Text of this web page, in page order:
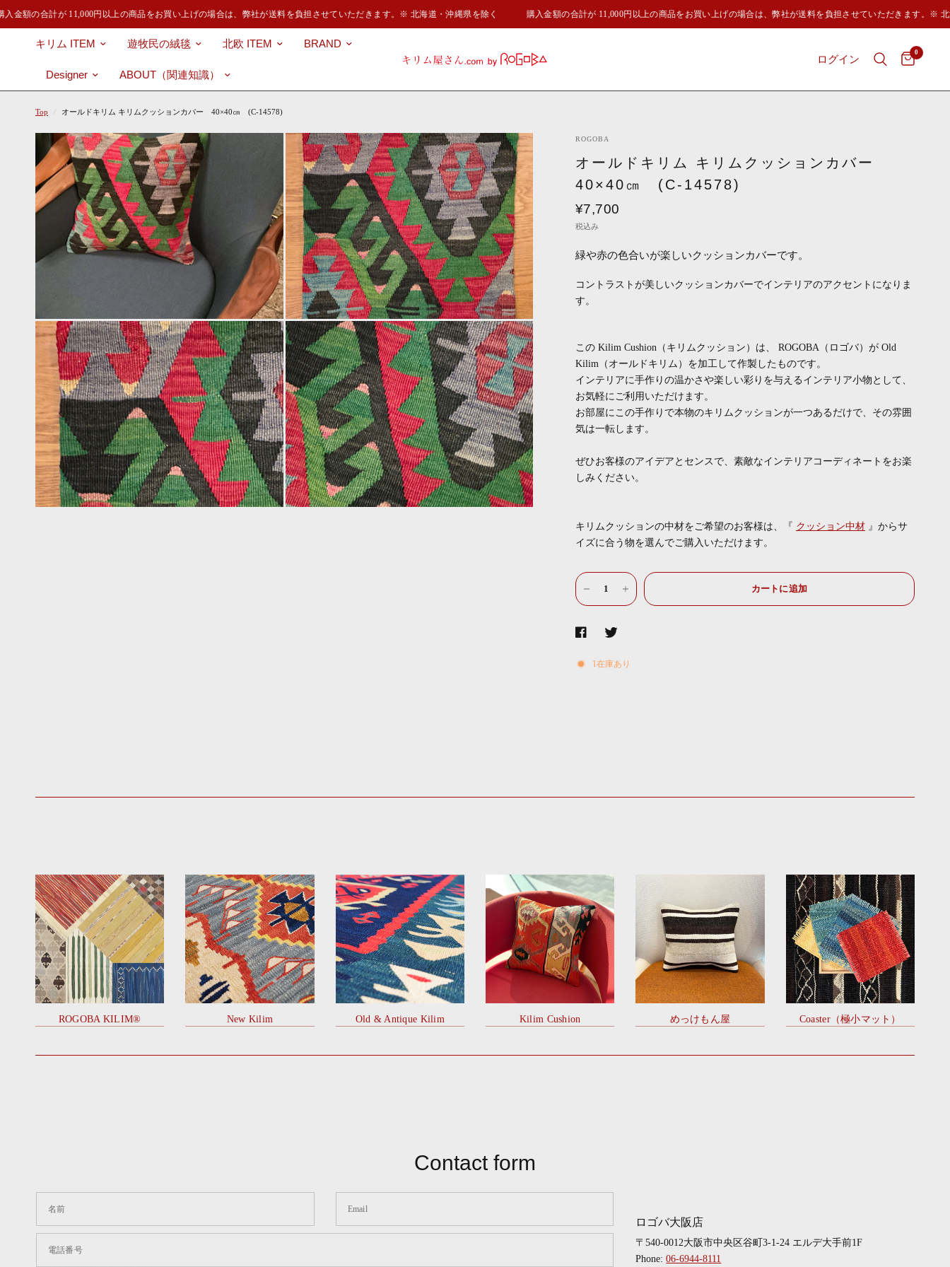
金額の合計が 11,000円以上の商品をお買い上げの場合は、弊社が送料を負担させていただきます。※ 北海道・沖縄県を除く 購入金額の合計が 11,000円以上の商品をお買い上げの場合は、弊社が送料を負担させていただきます。※ 北
キリム ITEM 遊牧民の絨毯 北欧 ITEM BRAND
Designer ABOUT（関連知識）
ログイン
0
Top / オールドキリム キリムクッションカバー 40×40㎝ (C-14578)
ROGOBA
オールドキリム キリムクッションカバー
40×40㎝ (C-14578)
¥7,700
税込み
緑や赤の色合いが楽しいクッションカバーです。
コントラストが美しいクッションカバーでインテリアのアクセントになりま
す。
この Kilim Cushion（キリムクッション）は、 ROGOBA（ロゴバ）が Old
Kilim（オールドキリム）を加工して作製したものです。
インテリアに手作りの温かさや楽しい彩りを与えるインテリア小物として、
お気軽にご利用いただけます。
お部屋にこの手作りで本物のキリムクッションが一つあるだけで、その雰囲
気は一転します。
ぜひお客様のアイデアとセンスで、素敵なインテリアコーディネートをお楽
しみください。
キリムクッションの中材をご希望のお客様は、『 クッション中材 』からサ
イズに合う物を選んでご購入いただけます。
カートに追加
1在庫あり
ROGOBA KILIM® New Kilim Old & Antique Kilim Kilim Cushion めっけもん屋 Coaster（極小マット）
Contact form
名前 Email
電話番号
ロゴバ大阪店
〒540-0012大阪市中央区谷町3-1-24 エルデ大手前1F
Phone:06-6944-8111